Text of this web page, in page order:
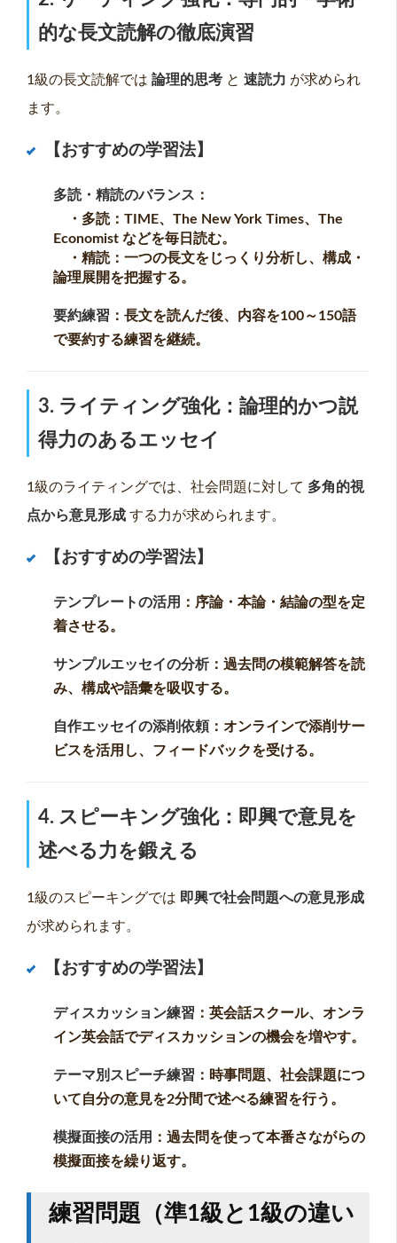
的な長文読解の徹底演習
1級の長文読解では 論理的思考 と 速読力 が求められ
ます。
【おすすめの学習法】
多読・精読のバランス ：
・多読：TIME、The New York Times、The
Economist などを毎日読む。
・精読：一つの長文をじっくり分析し、構成・
論理展開を把握する。
要約練習 ：長文を読んだ後、内容を100～150語
で要約する練習を継続。
3. ライティング強化：論理的かつ説
得力のあるエッセイ
1級のライティングでは、社会問題に対して 多角的視
点から意見形成 する力が求められます。
【おすすめの学習法】
テンプレートの活用
：序論・本論・結論の型を定
着させる。
サンプルエッセイの分析：過去問の模範解答を読
み、構成や語彙を吸収する。
自作エッセイの添削依頼 ：オンラインで添削サー
ビスを活用し、フィードバックを受ける。
4. スピーキング強化：即興で意見を
述べる力を鍛える
1級のスピーキングでは 即興で社会問題への意見形成
が求められます。
【おすすめの学習法】
ディスカッション練習 ：英会話スクール、オンラ
イン英会話でディスカッションの機会を増やす。
テーマ別スピーチ練習 ：時事問題、社会課題につ
いて自分の意見を2分間で述べる練習を行う。
模擬面接の活用
：過去問を使って本番さながらの
模擬面接を繰り返す。
練習問題（準1級と1級の違い